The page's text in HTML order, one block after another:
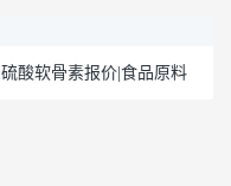
硫酸软骨素报价|食品原料